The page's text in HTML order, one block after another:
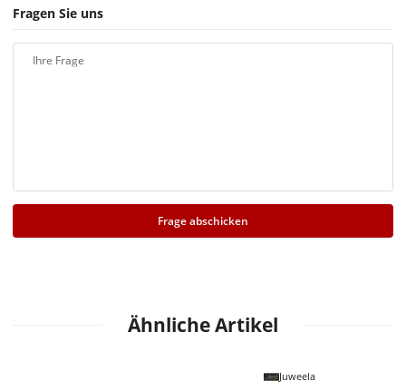
Fragen Sie uns
Ihre Frage
Frage abschicken
Ähnliche Artikel
Juweela